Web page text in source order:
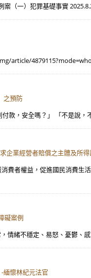
（一）犯罪基礎事實
article/
之預防
款，安全嗎？」 「不是說
企業經營者賠償之主體及所
費者權益，促進國民消費
礙案例
情緒不穩定、易怒、憂鬱
緬懷林紀元法官